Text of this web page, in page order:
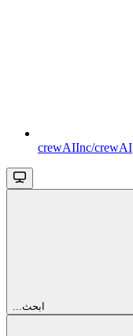
crewAIInc/crewAI
...ابحث